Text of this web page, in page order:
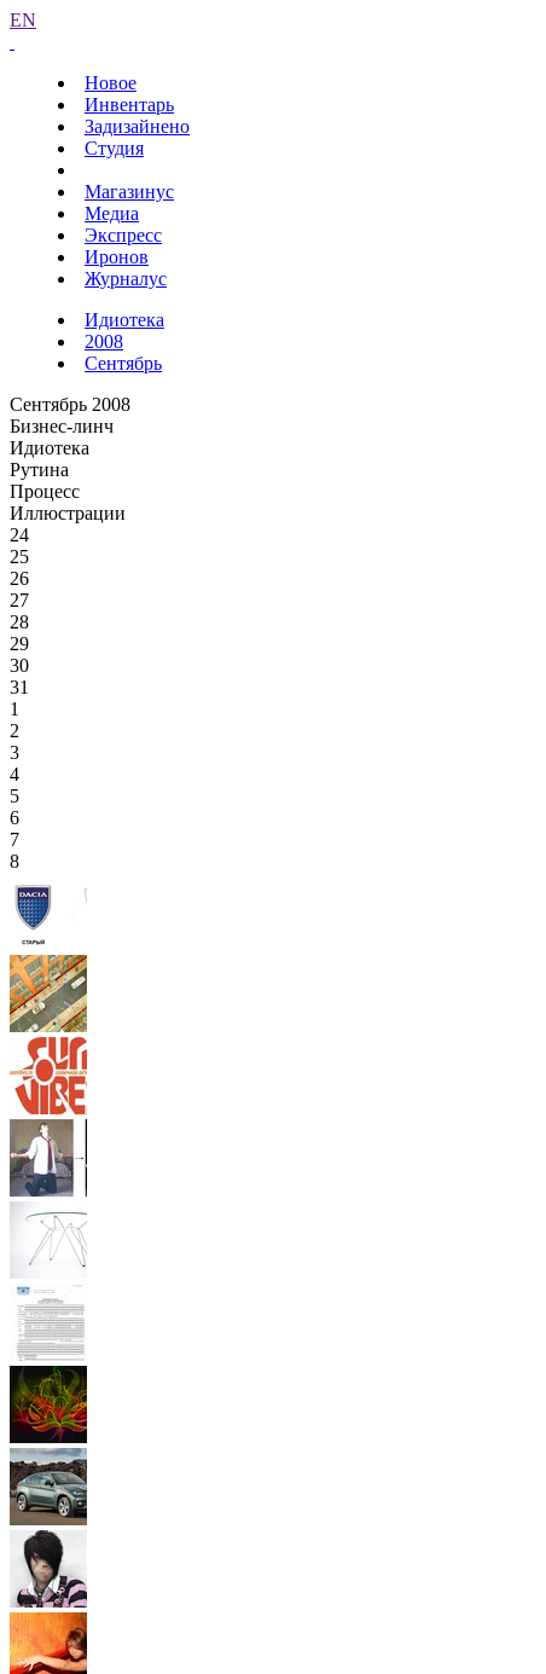
EN
Новое
Инвентарь
Задизайнено
Студия
Магазинус
Медиа
Экспресс
Иронов
Журналус
Идиотека
2008
Сентябрь
Сентябрь 2008
Бизнес-линч
Идиотека
Рутина
Процесс
Иллюстрации
24
25
26
27
28
29
30
31
1
2
3
4
5
6
7
8